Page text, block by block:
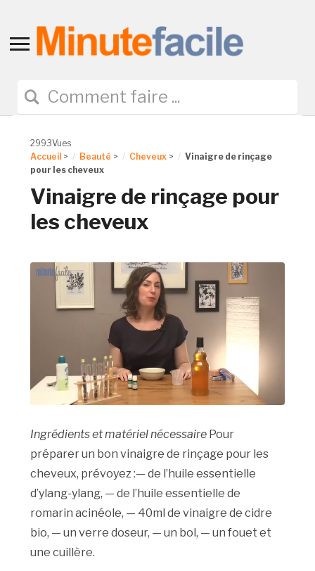
Toggle
navigation
2993Vues
Accueil > Beauté > Cheveux >
Vinaigre de rinçage
pour les cheveux
Vinaigre de rinçage pour
les cheveux
Ingrédients et matériel nécessaire Pour
préparer un bon vinaigre de rinçage pour les
cheveux, prévoyez :— de l’huile essentielle
d’ylang-ylang, — de l’huile essentielle de
romarin acinéole, — 40ml de vinaigre de cidre
bio, — un verre doseur, — un bol, — un fouet et
une cuillère.